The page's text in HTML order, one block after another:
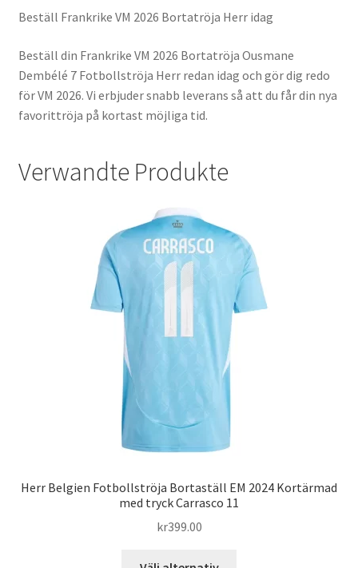
Beställ Frankrike VM 2026 Bortatröja Herr idag
Beställ din Frankrike VM 2026 Bortatröja Ousmane
Dembélé 7 Fotbollströja Herr redan idag och gör dig redo
för VM 2026. Vi erbjuder snabb leverans så att du får din nya
favorittröja på kortast möjliga tid.
Verwandte Produkte
Herr Belgien Fotbollströja Bortaställ EM 2024 Kortärmad
med tryck Carrasco 11
kr399.00